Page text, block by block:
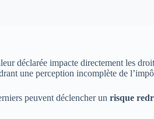
déclarée impacte directement les
une perception incomplète de
peuvent déclencher un risque